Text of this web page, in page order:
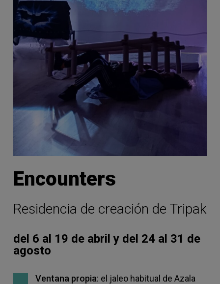
Encounters
Residencia de creación de Tripak
del 6 al 19 de abril y del 24 al 31 de
agosto
Ventana propia: el jaleo habitual de Azala